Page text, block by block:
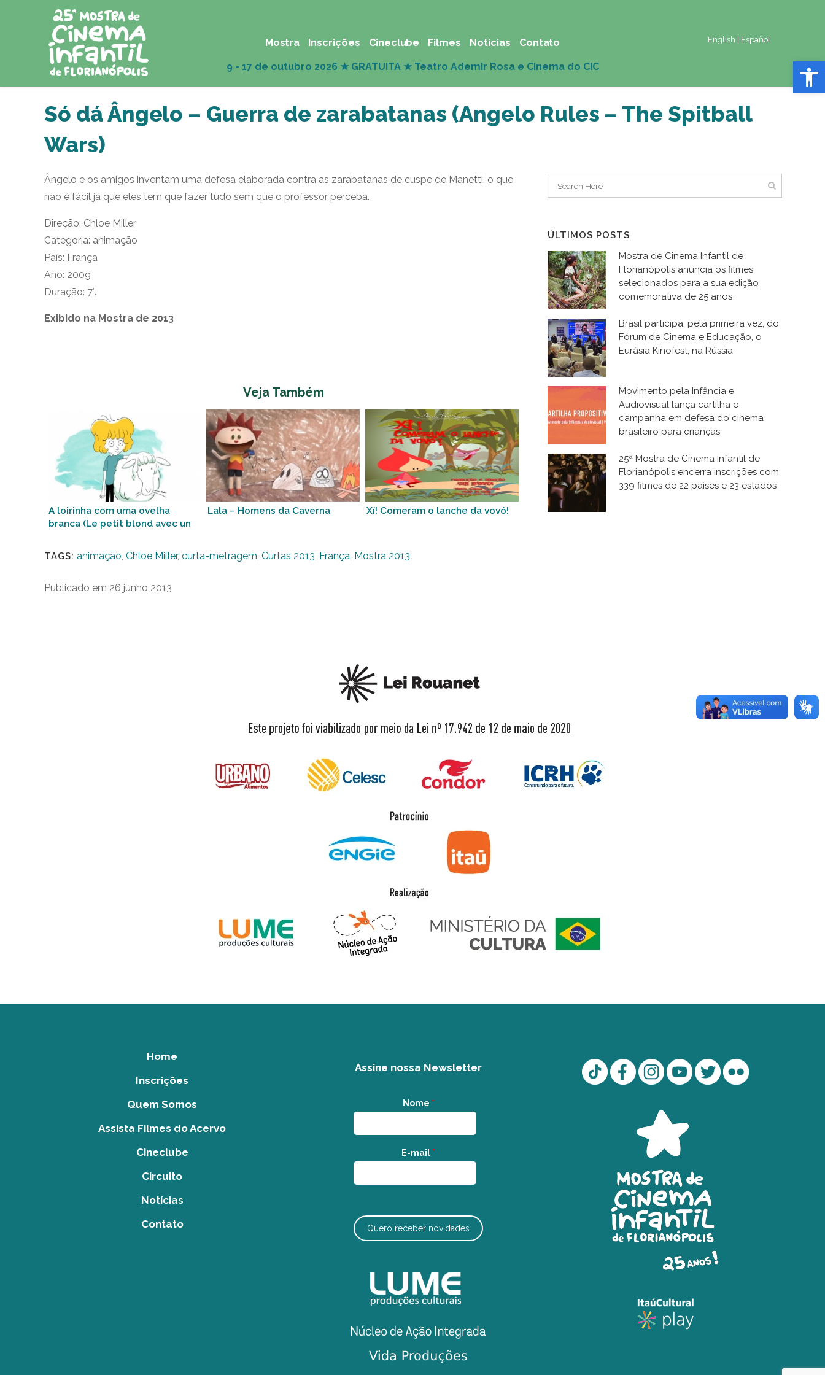
Abrir
English Español
Mostra Inscrições Cineclube Filmes Notícias Contato
Só dá Ângelo – Guerra de zarabatanas (Angelo Rules – The Spitball
Wars)
Ângelo e os amigos inventam uma defesa elaborada contra as zarabatanas de cuspe de Manetti, o que
não é fácil já que eles tem que fazer tudo sem que o professor perceba.
Direção: Chloe Miller
Categoria: animação
País: França
Ano: 2009
Duração: 7′.
Exibido na Mostra de 2013
Veja Também
A loirinha com uma ovelha
branca (Le petit blond avec un
Lala – Homens da Caverna Xí! Comeram o lanche da vovó!
TAGS: animação, Chloe Miller, curta-metragem, Curtas 2013, França, Mostra 2013
Publicado em 26 junho 2013
ÚLTIMOS POSTS
Mostra de Cinema Infantil de
Florianópolis anuncia os filmes
selecionados para a sua edição
comemorativa de 25 anos
Brasil participa, pela primeira vez, do
Fórum de Cinema e Educação, o
Eurásia Kinofest, na Rússia
Movimento pela Infância e
Audiovisual lança cartilha e
campanha em defesa do cinema
brasileiro para crianças
25ª Mostra de Cinema Infantil de
Florianópolis encerra inscrições com
339 filmes de 22 países e 23 estados
Home
Inscrições
Quem Somos
Assista Filmes do Acervo
Cineclube
Circuito
Notícias
Contato
Assine nossa Newsletter
Nome *
E-mail *
Quero receber novidades